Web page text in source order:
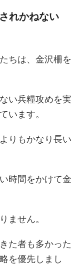
れかねない
ちは、金沢柵を
い兵糧攻めを実
います。
りもかなり長い
時間をかけて金
ません。
た者も多かった
を優先しまし